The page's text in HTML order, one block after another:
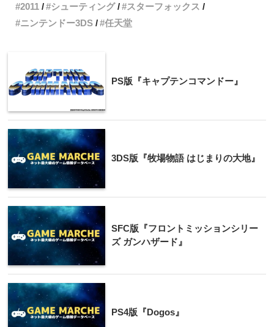
2011
シューティング
スターフォックス
ニンテンドー3DS
任天堂
PS版『キャプテンコマンドー』
3DS版『牧場物語 はじまりの大地』
SFC版『フロントミッションシリー
ズ ガンハザード』
PS4版『Dogos』